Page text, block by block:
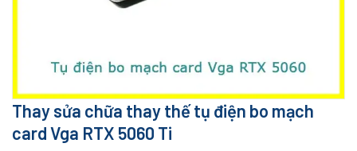
Thay sửa chữa thay thế tụ điện bo mạch
card Vga RTX 5060 Ti